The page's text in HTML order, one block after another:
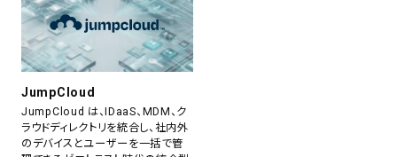
JumpCloud
JumpCloud は、IDaaS、MDM、ク
ラウドディレクトリを統合し、社内外
のデバイスとユーザーを一括で管